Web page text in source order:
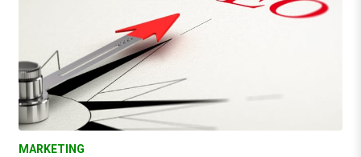
MARKETING